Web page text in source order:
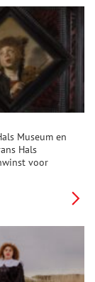
De
met 17
aan
Museum en
Hals
voor
De werken